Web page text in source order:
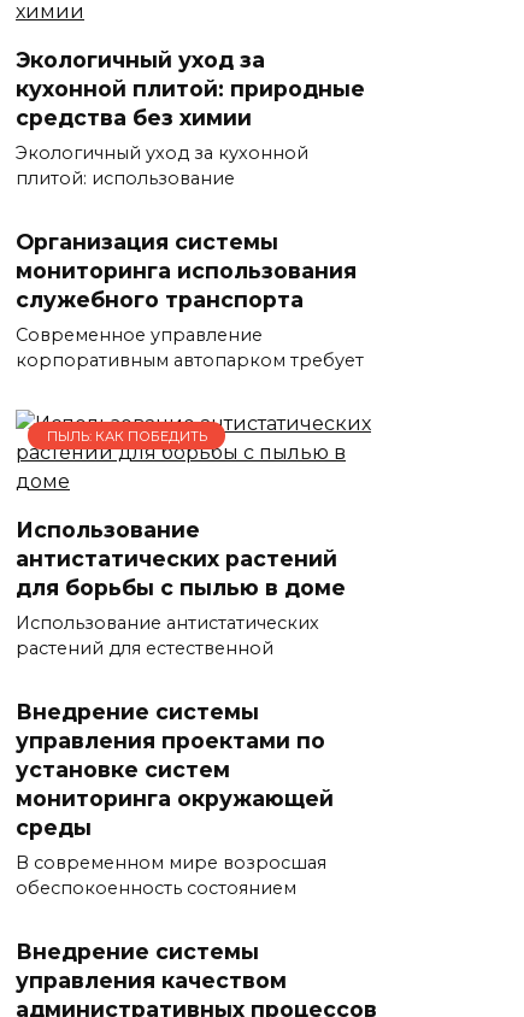
Экологичный уход за
кухонной плитой: природные
средства без химии
Экологичный уход за кухонной
плитой: использование
Организация системы
мониторинга использования
служебного транспорта
Современное управление
корпоративным автопарком требует
ПЫЛЬ: КАК ПОБЕДИТЬ
Использование
антистатических растений
для борьбы с пылью в доме
Использование антистатических
растений для естественной
Внедрение системы
управления проектами по
установке систем
мониторинга окружающей
среды
В современном мире возросшая
обеспокоенность состоянием
Внедрение системы
управления качеством
административных процессов